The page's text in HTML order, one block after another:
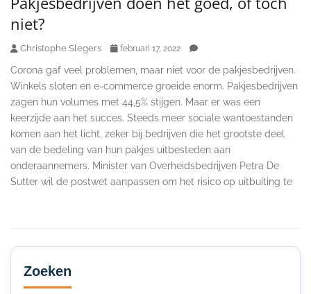
niet?
Christophe Slegers februari 17, 2022
Corona gaf veel problemen, maar niet voor de pakjesbedrijven.
Winkels sloten en e-commerce groeide enorm. Pakjesbedrijven
zagen hun volumes met 44,5% stijgen. Maar er was een
keerzijde aan het succes. Steeds meer sociale wantoestanden
komen aan het licht, zeker bij bedrijven die het grootste deel
van de bedeling van hun pakjes uitbesteden aan
onderaannemers. Minister van Overheidsbedrijven Petra De
Sutter wil de postwet aanpassen om het risico op uitbuiting te
Secondary
Sidebar
Zoeken